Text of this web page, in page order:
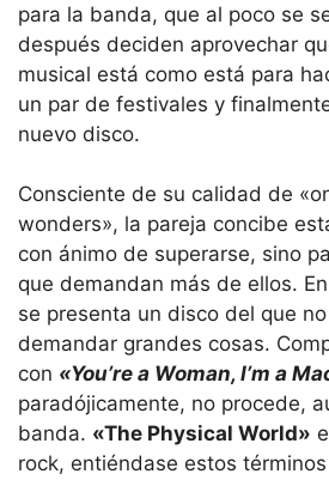
para la banda, que al poco se
después deciden aprovechar
musical está como está para
un par de festivales y
nuevo disco.
Consciente de su calidad de
wonders», la pareja concibe
con ánimo de superarse, sino
que demandan más de ellos.
se presenta un disco del que
demandar grandes cosas.
con «You’re a Woman, I’m a
paradójicamente, no procede,
banda. «The Physical World»
rock, entiéndase estos